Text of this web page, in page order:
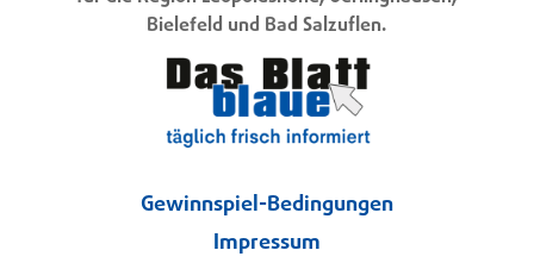
Bielefeld und Bad Salzuflen.
Gewinnspiel-Bedingungen
Impressum